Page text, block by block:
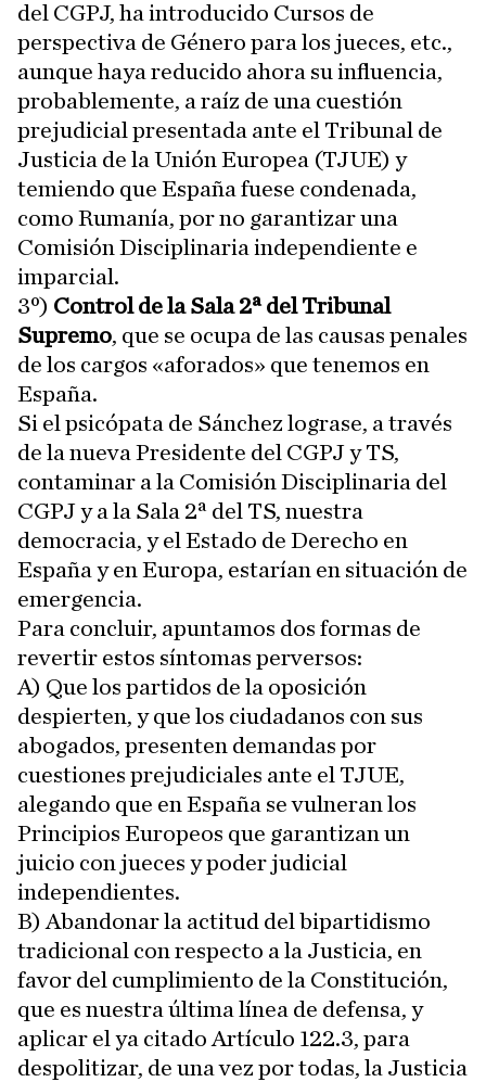
del CGPJ, ha introducido Cursos de
perspectiva de Género para los jueces, etc.,
aunque haya reducido ahora su influencia,
probablemente, a raíz de una cuestión
prejudicial presentada ante el Tribunal de
Justicia de la Unión Europea (TJUE) y
temiendo que España fuese condenada,
como Rumanía, por no garantizar una
Comisión Disciplinaria independiente e
imparcial.
3º) Control de la Sala 2ª del Tribunal
Supremo, que se ocupa de las causas penales
de los cargos «aforados» que tenemos en
España.
Si el psicópata de Sánchez lograse, a través
de la nueva Presidente del CGPJ y TS,
contaminar a la Comisión Disciplinaria del
CGPJ y a la Sala 2ª del TS, nuestra
democracia, y el Estado de Derecho en
España y en Europa, estarían en situación de
emergencia.
Para concluir, apuntamos dos formas de
revertir estos síntomas perversos:
A) Que los partidos de la oposición
despierten, y que los ciudadanos con sus
abogados, presenten demandas por
cuestiones prejudiciales ante el TJUE,
alegando que en España se vulneran los
Principios Europeos que garantizan un
juicio con jueces y poder judicial
independientes.
B) Abandonar la actitud del bipartidismo
tradicional con respecto a la Justicia, en
favor del cumplimiento de la Constitución,
que es nuestra última línea de defensa, y
aplicar el ya citado Artículo 122.3, para
despolitizar, de una vez por todas, la Justicia